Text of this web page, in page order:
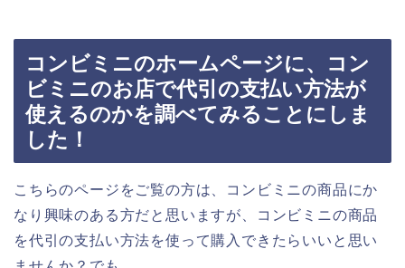
コンビミニのホームページに、コン
ビミニのお店で代引の支払い方法が
使えるのかを調べてみることにしま
した！
こちらのページをご覧の方は、コンビミニの商品にか
なり興味のある方だと思いますが、コンビミニの商品
を代引の支払い方法を使って購入できたらいいと思い